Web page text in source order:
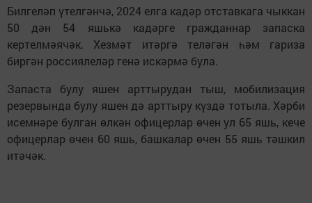
Билгеләп үтелгәнчә, 2024 елга кадәр отставкага чыккан
50 дән 54 яшькә кадәрге гражданнар запаска
кертелмәячәк. Хезмәт итәргә теләгән һәм гариза
биргән россиялеләр генә искәрмә була.
Запаста булу яшен арттырудан тыш, мобилизация
резервында булу яшен дә арттыру күздә тотыла. Хәрби
исемнәре булган өлкән офицерлар өчен ул 65 яшь, кече
офицерлар өчен 60 яшь, башкалар өчен 55 яшь тәшкил
итәчәк.